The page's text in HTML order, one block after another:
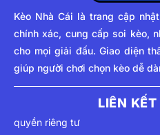
Kèo Nhà Cái là trang cập
chính xác, cung cấp soi kèo,
cho mọi giải đấu. Giao diện
giúp người chơi chọn kèo dễ
LIÊN
quyền riêng tư